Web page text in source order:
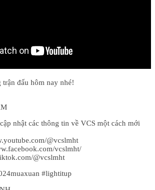
đấu hôm nay nhé!
nhật các thông tin về VCS một cách mới
@vcslmht
vcslmht/
@vcslmht
#lightitup